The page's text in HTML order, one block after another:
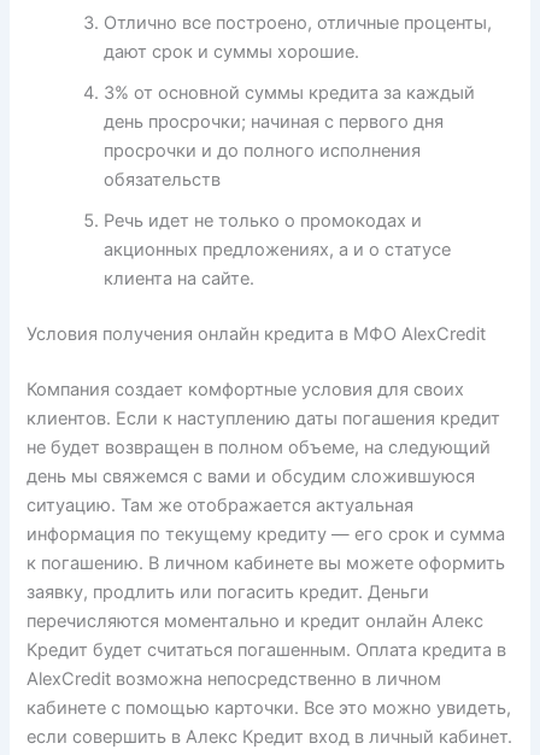
Отлично все построено, отличные проценты,
дают срок и суммы хорошие.
3% от основной суммы кредита за каждый
день просрочки; начиная с первого дня
просрочки и до полного исполнения
обязательств
Речь идет не только о промокодах и
акционных предложениях, а и о статусе
клиента на сайте.
Условия получения онлайн кредита в МФО AlexCredit
Компания создает комфортные условия для своих
клиентов. Если к наступлению даты погашения кредит
не будет возвращен в полном объеме, на следующий
день мы свяжемся с вами и обсудим сложившуюся
ситуацию. Там же отображается актуальная
информация по текущему кредиту — его срок и сумма
к погашению. В личном кабинете вы можете оформить
заявку, продлить или погасить кредит. Деньги
перечисляются моментально и кредит онлайн Алекс
Кредит будет считаться погашенным. Оплата кредита в
AlexCredit возможна непосредственно в личном
кабинете с помощью карточки. Все это можно увидеть,
если совершить в Алекс Кредит вход в личный кабинет.